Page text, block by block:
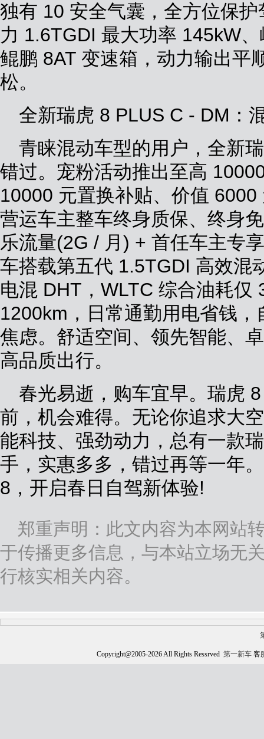
独有 10 安全气囊，全方位保
力 1.6TGDI 最大功率 145kW
鲲鹏 8AT 变速箱，动力输出平
松。
全新瑞虎 8 PLUS C - DM：
青睐混动车型的用户，全新
错过。宠粉活动推出至高
10000 元置换补贴、价值
营运车主整车终身质保、终身
乐流量(2G / 月) + 首任车主专
车搭载第五代 1.5TGDI 高效混
电混 DHT，WLTC 综合油耗仅
1200km，日常通勤用电省钱
焦虑。舒适空间、领先智能、
高品质出行。
春光易逝，购车宜早。瑞虎
前，机会难得。无论你追求大
能科技、强劲动力，总有一款
手，实惠多多，错过再等一年
8，开启春日自驾新体验!
郑重声明：此文内容为本网站
于传播更多信息，与本站立场无
行核实相关内容。
Copyright@2005-2026 All Rights Ressrved 第一新车客